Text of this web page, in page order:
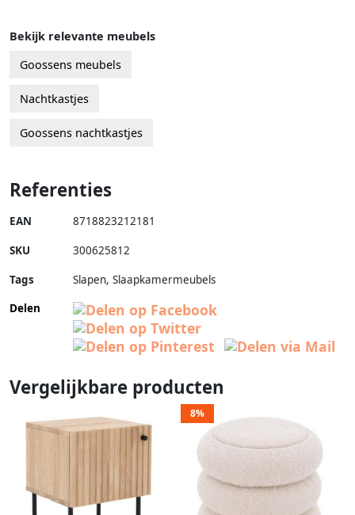
Bekijk relevante meubels
Goossens meubels
Nachtkastjes
Goossens nachtkastjes
Referenties
EAN 8718823212181
SKU 300625812
Tags
Slapen, Slaapkamermeubels
Delen
Vergelijkbare producten
8%